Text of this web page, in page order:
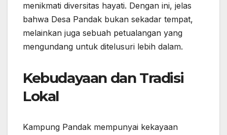
menikmati diversitas hayati. Dengan ini, jelas
bahwa Desa Pandak bukan sekadar tempat,
melainkan juga sebuah petualangan yang
mengundang untuk ditelusuri lebih dalam.
Kebudayaan dan Tradisi
Lokal
Kampung Pandak mempunyai kekayaan